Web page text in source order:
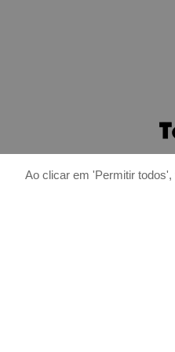
Ao clicar em 'Permitir